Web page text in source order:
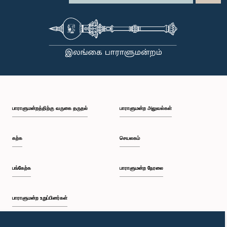
குழுக்களின் முன்னிலையில் ஆஜராகும் அனைத்து தனிநபர்களும் மிக உயர்ந்த நடத்தை தரநிலைகளைக்
நேரங்களிலும் நாடாளுமன்றத்தின் கண்ணியம் மற்றும் அதிகாரத்தை நிலைநிறுத்த வேண்டும் என்று
இந்தக் குழு வலியுறுத்த விரும்புகிறது.அரசாங்க பொறுப்பு முயற்சிகள் பற்றிய குழுஇலங்கை
பாராளுமன்றத்திற்கு வருகை தருதல்
கற்க
பங்கேற்க
பாராளுமன்ற உறுப்பினர்கள்
பாராளுமன்ற அலுவல்கள்
செயலகம்
பாராளுமன்ற நேரலை